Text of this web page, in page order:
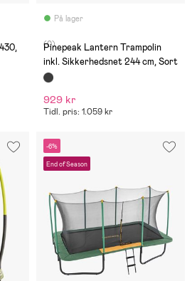
På lager
(0)
Pinepeak Lantern Trampolin
inkl. Sikkerhedsnet 244 cm, Sort
929 kr
Tidl. pris: 1.059 kr
-6%
End of Season